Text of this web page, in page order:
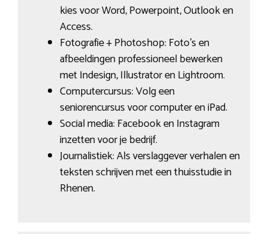
kies voor Word, Powerpoint, Outlook en
Access.
Fotografie + Photoshop: Foto’s en
afbeeldingen professioneel bewerken
met Indesign, Illustrator en Lightroom.
Computercursus: Volg een
seniorencursus voor computer en iPad.
Social media: Facebook en Instagram
inzetten voor je bedrijf.
Journalistiek: Als verslaggever verhalen en
teksten schrijven met een thuisstudie in
Rhenen.